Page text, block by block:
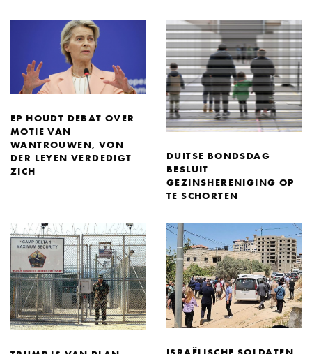
EP HOUDT DEBAT OVER
MOTIE VAN
WANTROUWEN, VON
DER LEYEN VERDEDIGT
ZICH
DUITSE BONDSDAG
BESLUIT
GEZINSHERENIGING OP
TE SCHORTEN